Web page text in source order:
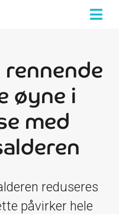
øyne i
med
reduseres
påvirker hele